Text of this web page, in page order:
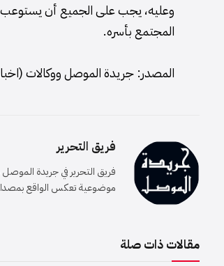
وعليه، يجب على الجميع أن يستوعب
المجتمع بأسره.
المصدر: جريدة الموصل ووكالات
فريق التحرير
فريق التحرير في جريدة
موضوعية تعكس الواقع
مقالات ذات صلة